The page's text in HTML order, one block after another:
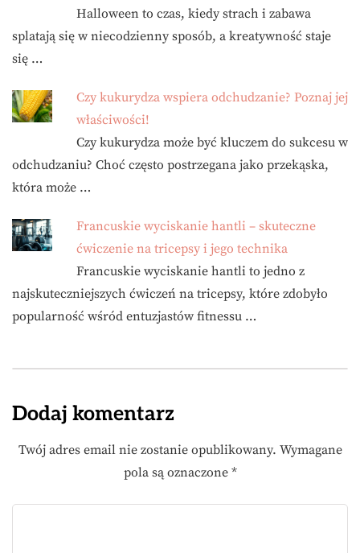
Halloween to czas, kiedy strach i zabawa
splatają się w niecodzienny sposób, a kreatywność staje
się …
Czy kukurydza wspiera odchudzanie? Poznaj jej
właściwości!
Czy kukurydza może być kluczem do sukcesu w
odchudzaniu? Choć często postrzegana jako przekąska,
która może …
Francuskie wyciskanie hantli – skuteczne
ćwiczenie na tricepsy i jego technika
Francuskie wyciskanie hantli to jedno z
najskuteczniejszych ćwiczeń na tricepsy, które zdobyło
popularność wśród entuzjastów fitnessu …
Dodaj komentarz
Twój adres email nie zostanie opublikowany. Wymagane
pola są oznaczone *